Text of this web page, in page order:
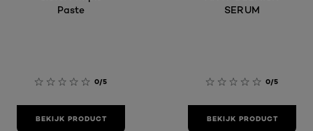
Paste
0/5
BEKIJK PRODUCT
SERUM
0/5
BEKIJK PRODUCT